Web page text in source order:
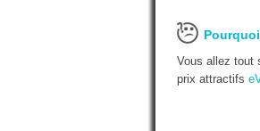
Vous allez tout
prix attractifs